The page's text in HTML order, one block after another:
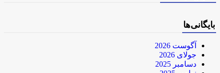
بایگانی‌ها
آگوست 2026
جولای 2026
دسامبر 2025